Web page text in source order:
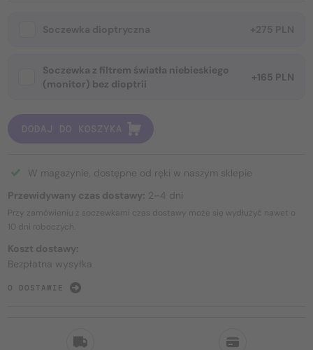
Soczewka dioptryczna +275 PLN
Soczewka z filtrem światła niebieskiego
(monitor) bez dioptrii
+165 PLN
DODAJ DO KOSZYKA
W magazynie, dostępne od ręki w naszym sklepie
Przewidywany czas dostawy: 2–4 dni
Przy zamówieniu z soczewkami czas dostawy może się wydłużyć nawet o
10 dni roboczych.
Koszt dostawy:
Bezpłatna wysyłka
O DOSTAWIE